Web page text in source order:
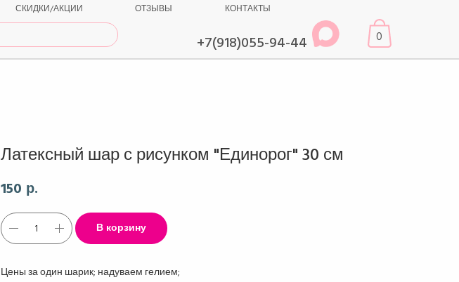
+7(918)055-94-44
СКИДКИ/АКЦИИ ОТЗЫВЫ КОНТАКТЫ
0
Латексный шар с рисунком "Единорог" 30 см
150 р.
В корзину
Цены за один шарик; надуваем гелием;